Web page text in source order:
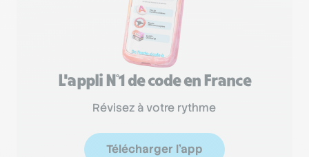
L'appli N°1 de code en France
Révisez à votre rythme
Télécharger l'app